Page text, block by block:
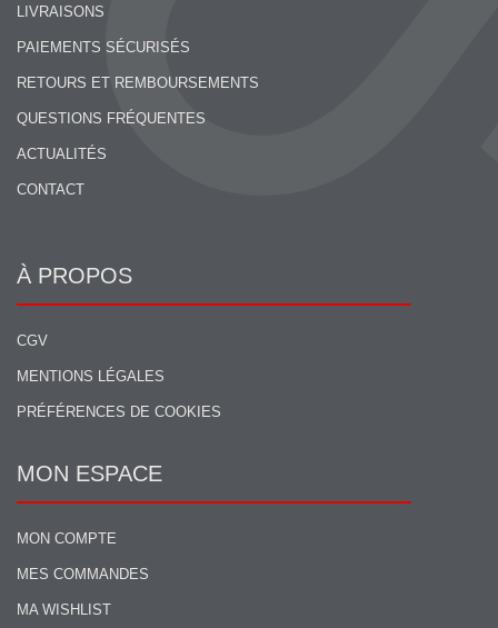
LIVRAISONS
PAIEMENTS SÉCURISÉS
RETOURS ET REMBOURSEMENTS
QUESTIONS FRÉQUENTES
ACTUALITÉS
CONTACT
À PROPOS
CGV
MENTIONS LÉGALES
PRÉFÉRENCES DE COOKIES
MON ESPACE
MON COMPTE
MES COMMANDES
MA WISHLIST